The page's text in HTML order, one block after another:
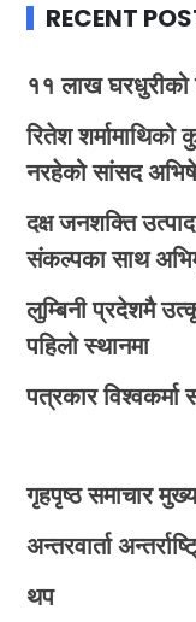
RECENT
११ लाख घरधुरीको
रितेश
नरहेको सांसद
दक्ष जनशक्ति
संकल्पका साथ
लुम्बिनी प्रदेशमै
पहिलो स्थानमा
पत्रकार विश्वकर्मा
गृहपृष्ठ समाचार
अन्तरवार्ता
थप